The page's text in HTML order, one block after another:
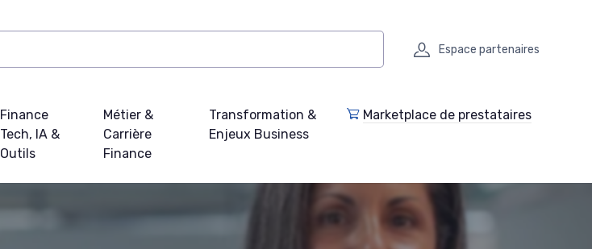
Espace partenaires
Finance
Tech, IA &
Outils
Métier &
Carrière
Finance
Transformation &
Enjeux Business
Marketplace de prestataires